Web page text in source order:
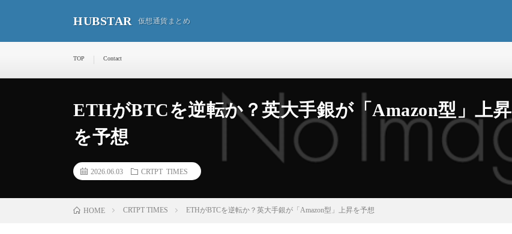
HUBSTAR 仮想通貨まとめ
TOP Contact
ETHがBTCを逆転か？英大手銀が「Amazon型」上昇
を予想
2026.06.03 CRTPT TIMES
HOME CRTPT TIMES ETHがBTCを逆転か？英大手銀が「Amazon型」上昇を予想